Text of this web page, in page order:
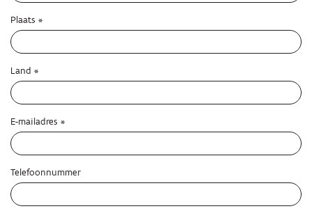
Plaats *
Land *
E-mailadres *
Telefoonnummer